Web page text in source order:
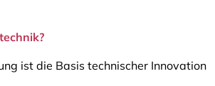
ist die Basis technischer Innovation